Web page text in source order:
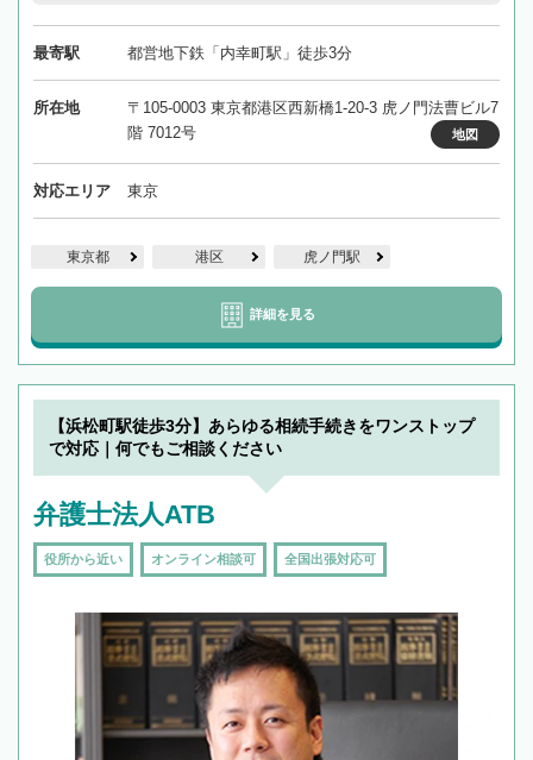
最寄駅 都営地下鉄「内幸町駅」徒歩3分
所在地
〒105-0003 東京都港区西新橋1-20-3 虎ノ門法曹ビル7
階 7012号
地図
対応エリア 東京
東京都 港区 虎ノ門駅
詳細を見る
【浜松町駅徒歩3分】あらゆる相続手続きをワンストップ
で対応｜何でもご相談ください
弁護士法人ATB
役所から近い オンライン相談可 全国出張対応可